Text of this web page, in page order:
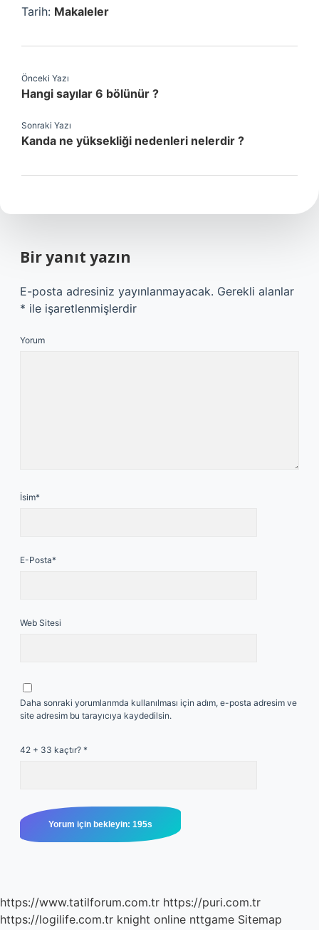
Tarih: Makaleler
Önceki Yazı
Hangi sayılar 6 bölünür ?
Sonraki Yazı
Kanda ne yüksekliği nedenleri nelerdir ?
Bir yanıt yazın
E-posta adresiniz yayınlanmayacak. Gerekli alanlar
* ile işaretlenmişlerdir
Yorum
İsim*
E-Posta*
Web Sitesi
Daha sonraki yorumlarımda kullanılması için adım, e-posta adresim ve
site adresim bu tarayıcıya kaydedilsin.
42 + 33 kaçtır? *
https://www.tatilforum.com.tr https://puri.com.tr
https://logilife.com.tr knight online nttgame Sitemap